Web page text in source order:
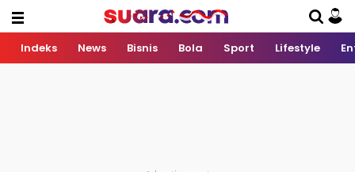
Indeks News Bisnis Bola Sport Lifestyle